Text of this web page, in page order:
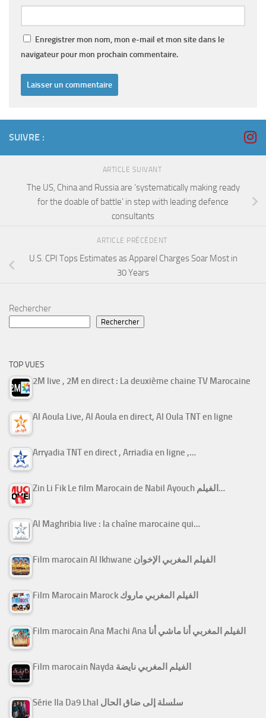
Enregistrer mon nom, mon e-mail et mon site dans le
navigateur pour mon prochain commentaire.
SUIVRE :
ARTICLE SUIVANT
The US, China and Russia are ‘systematically making ready
for the doable of battle’ in step with leading defence
consultants
ARTICLE PRÉCÉDENT
U.S. CPI Tops Estimates as Apparel Charges Soar Most in
30 Years
Rechercher
Rechercher
TOP VUES
2M live , 2M en direct : La deuxième chaine TV Marocaine
Al Aoula Live, Al Aoula en direct, Al Oula TNT en ligne
Arryadia TNT en direct , Arriadia en ligne ,…
Zin Li Fik Le film Marocain de Nabil Ayouch الفيلم…
Al Maghribia live : la chaîne marocaine qui…
Film marocain Al Ikhwane الفيلم المغربي الإخوان
Film Marocain Marock الفيلم المغربي ماروك
Film marocain Ana Machi Ana الفيلم المغربي أنا ماشي أنا
Film marocain Nayda الفيلم المغربي نايضة
Série Ila Da9 Lhal سلسلة إلى ضاق الحال